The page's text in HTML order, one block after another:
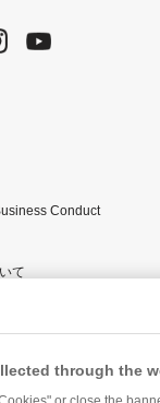
Conduct
て
through the